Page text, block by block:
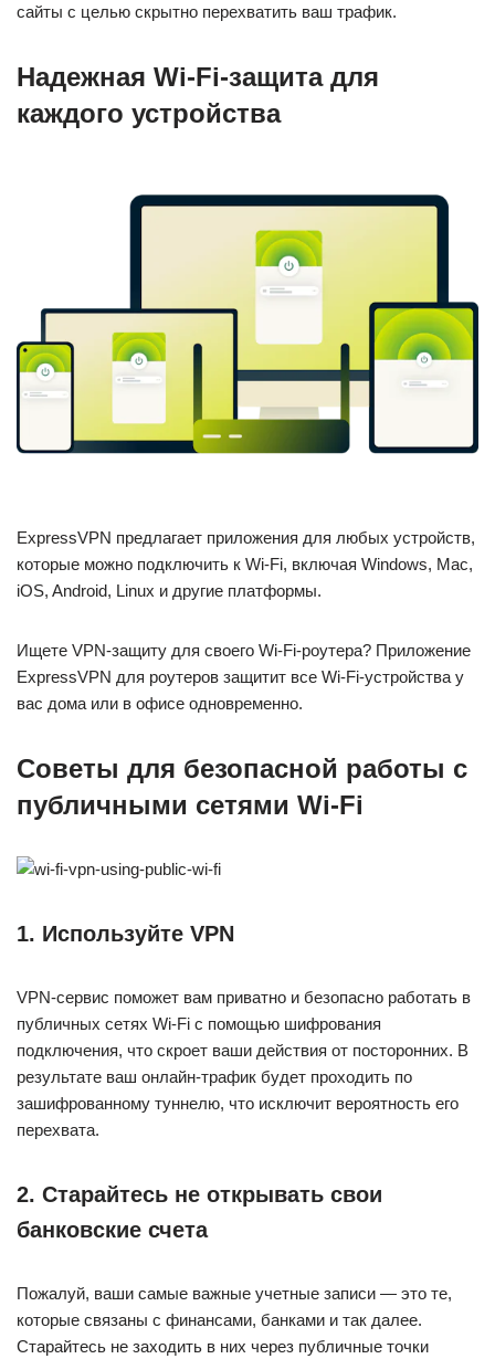
сайты с целью скрытно перехватить ваш трафик.
Надежная Wi-Fi-защита для
каждого устройства
ExpressVPN предлагает приложения для любых устройств,
которые можно подключить к Wi-Fi, включая Windows, Mac,
iOS, Android, Linux и другие платформы.
Ищете VPN-защиту для своего Wi-Fi-роутера? Приложение
ExpressVPN для роутеров защитит все Wi-Fi-устройства у
вас дома или в офисе одновременно.
Советы для безопасной работы с
публичными сетями Wi-Fi
1. Используйте VPN
VPN-сервис поможет вам приватно и безопасно работать в
публичных сетях Wi-Fi с помощью шифрования
подключения, что скроет ваши действия от посторонних. В
результате ваш онлайн-трафик будет проходить по
зашифрованному туннелю, что исключит вероятность его
перехвата.
2. Старайтесь не открывать свои
банковские счета
Пожалуй, ваши самые важные учетные записи — это те,
которые связаны с финансами, банками и так далее.
Старайтесь не заходить в них через публичные точки